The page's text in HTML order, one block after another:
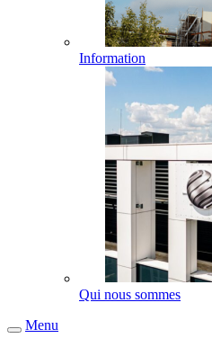
Information
Qui nous sommes
Menu